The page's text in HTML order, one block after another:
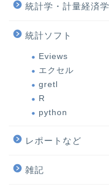
統計学・計量経済学
統計ソフト
Eviews
エクセル
gretl
R
python
レポートなど
雑記